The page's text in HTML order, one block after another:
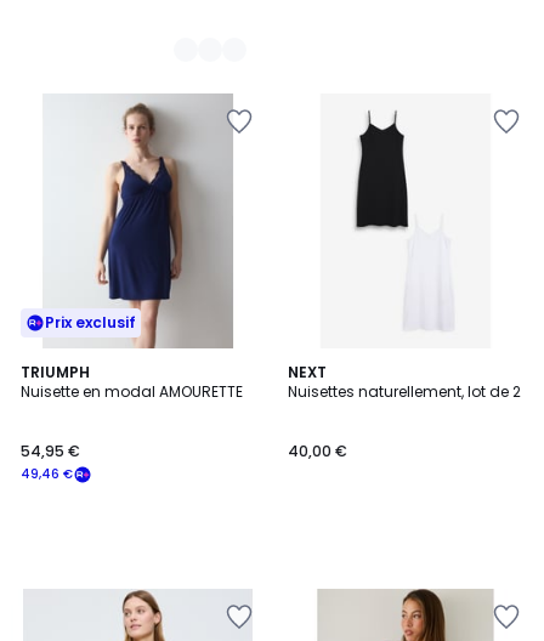
Prix exclusif
TRIUMPH
Nuisette en modal AMOURETTE
49,46 €
54,95 €
NEXT
Nuisettes naturellement, lot de 2
40,00 €